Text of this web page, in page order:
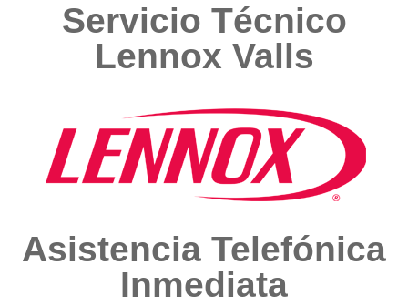
Servicio Técnico
Lennox Valls
Asistencia Telefónica
Inmediata